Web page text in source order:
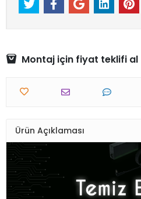
Montaj için fiyat teklifi al
Ürün Açıklaması